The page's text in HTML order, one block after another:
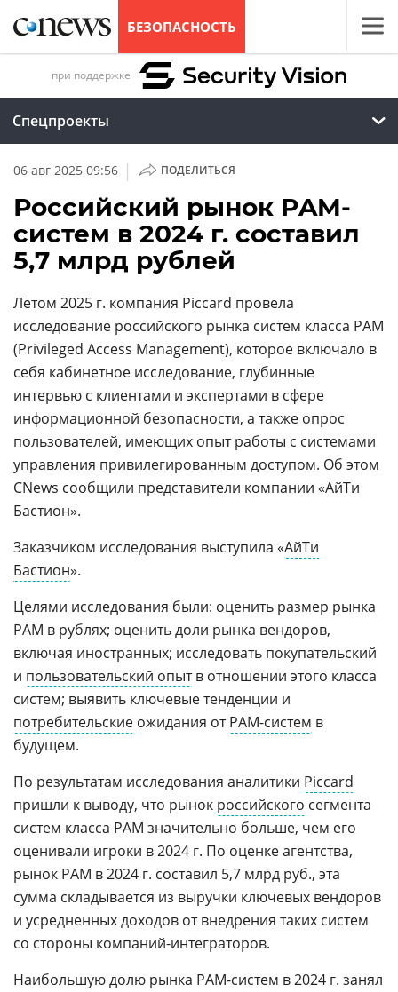
БЕЗОПАСНОСТЬ
при поддержке
Спецпроекты
06 авг 2025 09:56 | ПОДЕЛИТЬСЯ
Российский рынок PAM-
систем в 2024 г. составил
5,7 млрд рублей
Летом 2025 г. компания Piccard провела
исследование российского рынка систем класса PAM
(Privileged Access Management), которое включало в
себя кабинетное исследование, глубинные
интервью с клиентами и экспертами в сфере
информационной безопасности, а также опрос
пользователей, имеющих опыт работы с системами
управления привилегированным доступом. Об этом
CNews сообщили представители компании «АйТи
Бастион».
Заказчиком исследования выступила «АйТи
Бастион».
Целями исследования были: оценить размер рынка
PAM в рублях; оценить доли рынка вендоров,
включая иностранных; исследовать покупательский
и пользовательский опытв отношении этого класса
систем; выявить ключевые тенденции и
потребительские ожидания отPAM-систем в
будущем.
По результатам исследования аналитики Piccard
пришли к выводу, что рынок российского сегмента
систем класса PAM значительно больше, чем его
оценивали игроки в 2024 г. По оценке агентства,
рынок PAM в 2024 г. составил 5,7 млрд руб., эта
сумма складывается из выручки ключевых вендоров
и усредненных доходов от внедрения таких систем
со стороны компаний-интеграторов.
Наибольшую долю рынка PAM-систем в 2024 г. занял